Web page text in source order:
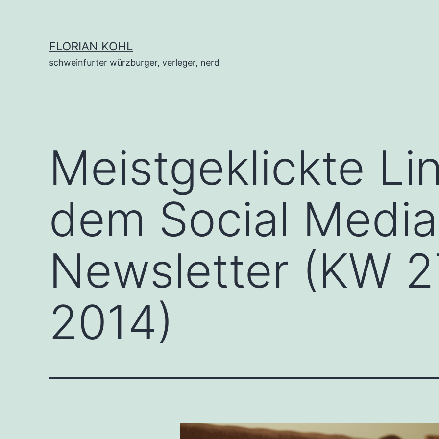
FLORIAN KOHL
schweinfurter würzburger, verleger, nerd
Meistgeklickte
dem Social Media
Newsletter (KW
2014)